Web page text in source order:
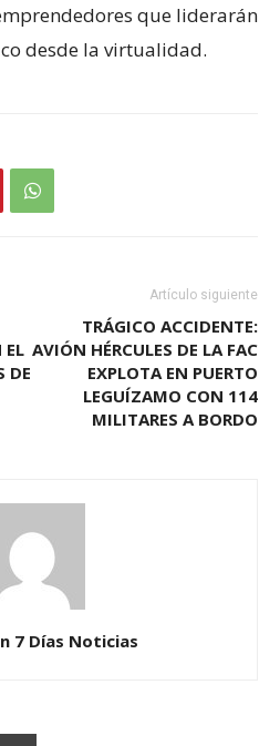
que liderarán
desde la virtualidad.
EL
DE
Artículo siguiente
TRÁGICO ACCIDENTE:
AVIÓN HÉRCULES DE LA FAC
EXPLOTA EN PUERTO
LEGUÍZAMO CON 114
MILITARES A BORDO
7 Días Noticias